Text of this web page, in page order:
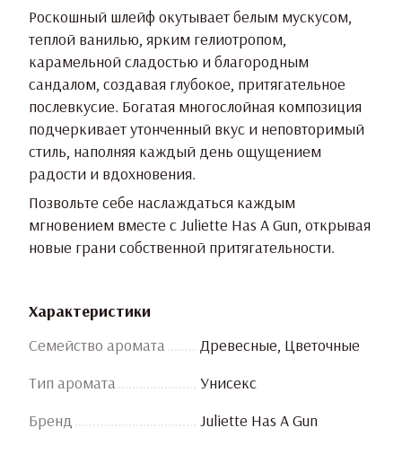
Роскошный шлейф окутывает белым мускусом,
теплой ванилью, ярким гелиотропом,
карамельной сладостью и благородным
сандалом, создавая глубокое, притягательное
послевкусие. Богатая многослойная композиция
подчеркивает утонченный вкус и неповторимый
стиль, наполняя каждый день ощущением
радости и вдохновения.
Позвольте себе наслаждаться каждым
мгновением вместе с Juliette Has A Gun, открывая
новые грани собственной притягательности.
Характеристики
Семейство аромата
Древесные, Цветочные
Тип аромата
Унисекс
Бренд
Juliette Has A Gun